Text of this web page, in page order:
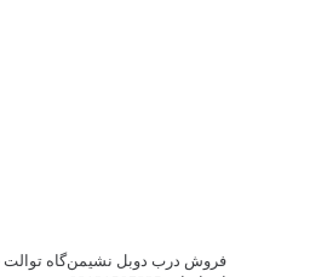
فروش درب دوبل نشیمن‌گاه توالت